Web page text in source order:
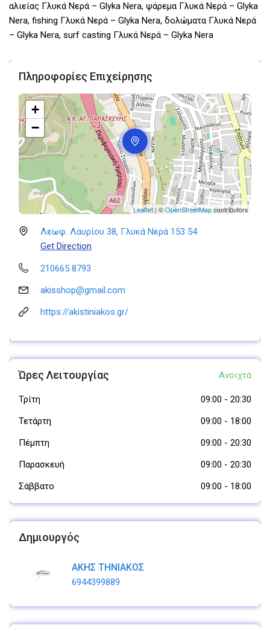
αλιείας Γλυκά Νερά – Glyka Nera, ψάρεμα Γλυκά Νερά – Glyka
Nera, fishing Γλυκά Νερά – Glyka Nera, δολώματα Γλυκά Νερά
– Glyka Nera, surf casting Γλυκά Νερά – Glyka Nera
Πληροφορίες Επιχείρησης
+
−
Leaflet| ©OpenStreetMapcontributors
Λεωφ. Λαυρίου 38, Γλυκά Νερά 153 54
Get Direction
210665 8793
akisshop@gmail.com
https://akistiniakos.gr/
Ώρες Λειτουργίας Ανοιχτά
Τρίτη 09:00 - 20:30
Τετάρτη
09:00 - 18:00
Πέμπτη
09:00 - 20:30
Παρασκευή
09:00 - 20:30
Σάββατο
09:00 - 18:00
Δημιουργός
ΑΚΗΣ ΤΗΝΙΑΚΟΣ
6944399889